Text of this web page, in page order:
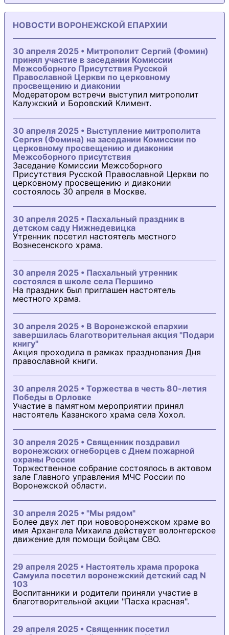
НОВОСТИ ВОРОНЕЖСКОЙ ЕПАРХИИ
30 апреля 2025 • Митрополит Сергий (Фомин)
принял участие в заседании Комиссии
Межсоборного Присутствия Русской
Православной Церкви по церковному
просвещению и диаконии
Модератором встречи выступил митрополит
Калужский и Боровский Климент.
30 апреля 2025 • Выступление митрополита
Сергия (Фомина) на заседании Комиссии по
церковному просвещению и диаконии
Межсоборного присутствия
Заседание Комиссии Межсоборного
Присутствия Русской Православной Церкви по
церковному просвещению и диаконии
состоялось 30 апреля в Москве.
30 апреля 2025 • Пасхальный праздник в
детском саду Нижнедевицка
Утренник посетил настоятель местного
Вознесенского храма.
30 апреля 2025 • Пасхальный утренник
состоялся в школе села Першино
На праздник был приглашен настоятель
местного храма.
30 апреля 2025 • В Воронежской епархии
завершилась благотворительная акция "Подари
книгу"
Акция проходила в рамках празднования Дня
православной книги.
30 апреля 2025 • Торжества в честь 80-летия
Победы в Орловке
Участие в памятном мероприятии принял
настоятель Казанского храма села Хохол.
30 апреля 2025 • Священник поздравил
воронежских огнеборцев с Днем пожарной
охраны России
Торжественное собрание состоялось в актовом
зале Главного управления МЧС России по
Воронежской области.
30 апреля 2025 • "Мы рядом"
Более двух лет при нововоронежском храме во
имя Архангела Михаила действует волонтерское
движение для помощи бойцам СВО.
29 апреля 2025 • Настоятель храма пророка
Самуила посетил воронежский детский сад N
103
Воспитанники и родители приняли участие в
благотворительной акции "Пасха красная".
29 апреля 2025 • Священник посетил